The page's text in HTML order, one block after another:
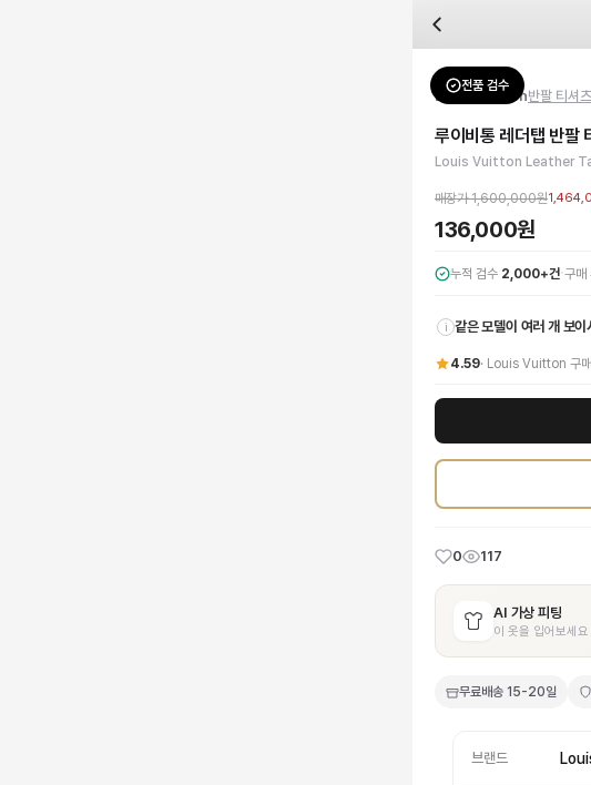
전문 스태프가 실물 상품을 직접 확인한 후 검수 사진을 제공합니다. 가죽 재질, 로고 각인, 스티
수령 후 7일 이내 신청하시면 상품 하자, 사이즈 불일치, 고객 변심 모두 교환·반품이 가능합니다.
네, 쿠폰과 적립금을 결제 시 함께 사용하실 수 있습니다. 적립금은 1,000원 이상부터 사용 가능합
상품 상세의 사이즈 정보를 참고해 선택하시고, 사이즈 선택이 어려우시면 카카오톡 1:1 상담으로
Louis Vuitton의 독보적인 장인정신과 모던함이 깃든 루이비통 레더탭 반팔 티셔츠를 만나보세
전품 검수
Louis Vuitton반팔 티셔츠
루이비통 레더탭 반팔
Louis Vuitton Leather
매장가1,600,000원
136,000원
누적 검수 2,000+건·구매
i 같은 모델이 여러 개 보
4.59· Louis Vuitton 구
0 117
AI 가상 피팅
이 옷을 입어보세요
무료배송 15-20일
브랜드